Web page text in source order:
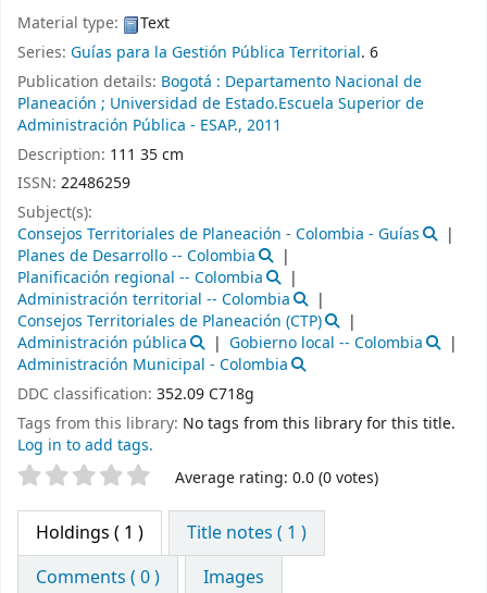
Material type:
Text
Series: Guías para la Gestión Pública Territorial. 6
Publication details: Bogotá : Departamento Nacional de
Planeación ; Universidad de Estado.Escuela Superior de
Administración Pública - ESAP., 2011
Description: 111 35 cm
ISSN: 22486259
Subject(s):
Consejos Territoriales de Planeación - Colombia - Guías
Planes de Desarrollo -- Colombia
Planificación regional -- Colombia
Administración territorial -- Colombia
Consejos Territoriales de Planeación (CTP)
Administración pública
Gobierno local -- Colombia
Administración Municipal - Colombia
DDC classification: 352.09 C718g
Tags from this library: No tags from this library for this title.
Log in to add tags.
Star ratings Average rating: 0.0 (0 votes)
Holdings ( 1 )
Title notes ( 1 )
Comments ( 0 )
Images